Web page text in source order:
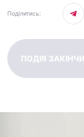
Поділитись:
ПОДІЯ